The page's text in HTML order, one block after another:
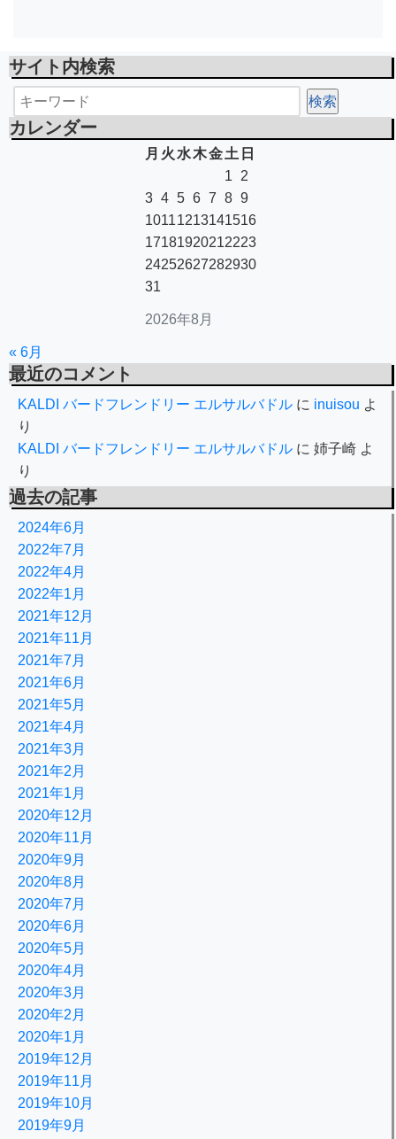
サイト内検索
カレンダー
2026年8月
月 火 水木金 土 日
1
2
3 4 5 6 7 8 9
10111213141516
17181920212223
24252627282930
31
« 6月
最近のコメント
KALDI バードフレンドリー エルサルバドル に inuisou よ
り
KALDI バードフレンドリー エルサルバドル に 姉子崎 よ
り
過去の記事
2024年6月
2022年7月
2022年4月
2022年1月
2021年12月
2021年11月
2021年7月
2021年6月
2021年5月
2021年4月
2021年3月
2021年2月
2021年1月
2020年12月
2020年11月
2020年9月
2020年8月
2020年7月
2020年6月
2020年5月
2020年4月
2020年3月
2020年2月
2020年1月
2019年12月
2019年11月
2019年10月
2019年9月